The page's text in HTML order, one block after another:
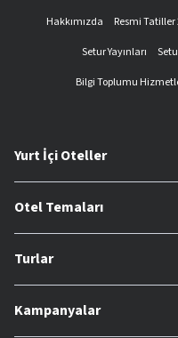
Hakkımızda Resmi Tatiller
Setur Yayınları
Bilgi Toplumu
Yurt İçi Oteller
Otel Temaları
Turlar
Kampanyalar